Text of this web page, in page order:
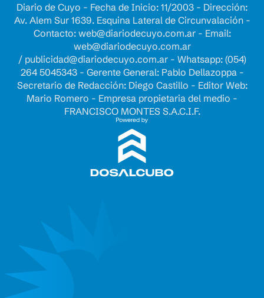
Diario de Cuyo - Fecha de Inicio: 11/2003 - Dirección:
Av. Alem Sur 1639. Esquina Lateral de Circunvalación -
Contacto: web@diariodecuyo.com.ar- Email:
web@diariodecuyo.com.ar
/ publicidad@diariodecuyo.com.ar- Whatsapp: (054)
264 5045343 - Gerente General: Pablo Dellazoppa -
Secretario de Redacción: Diego Castillo - Editor Web:
Mario Romero - Empresa propietaria del medio -
FRANCISCO MONTES S.A.C.I.F.